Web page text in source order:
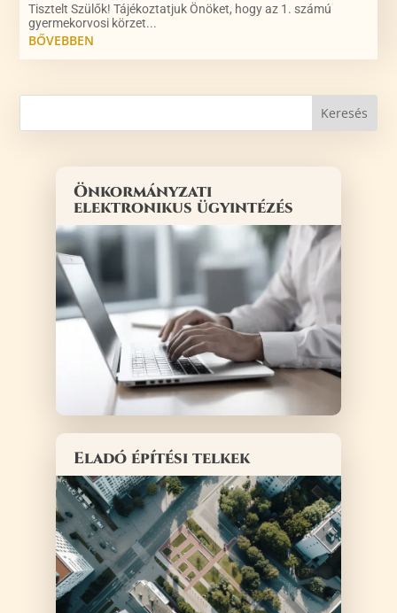
Tisztelt Szülők! Tájékoztatjuk Önöket, hogy az 1. számú
gyermekorvosi körzet...
BŐVEBBEN
Önkormányzati
elektronikus ügyintézés
Eladó építési telkek